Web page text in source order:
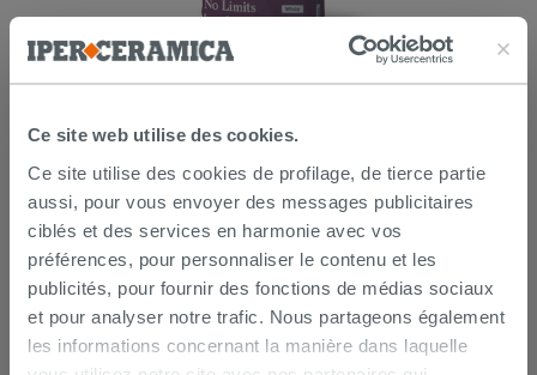
Ce site web utilise des cookies.
Ce site utilise des cookies de profilage, de tierce partie
aussi, pour vous envoyer des messages publicitaires
ciblés et des services en harmonie avec vos
préférences, pour personnaliser le contenu et les
publicités, pour fournir des fonctions de médias sociaux
et pour analyser notre trafic. Nous partageons également
les informations concernant la manière dans laquelle
Kerakoll h40 No Limits blanc 25Kg -
26,99 € /PC
AJOUTER AU PANIER